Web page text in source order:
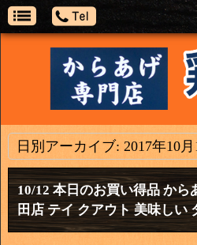
日別アーカイブ: 2017年10月
10/12 本日のお買い得品 から
田店 テイ クアウト 美味しい